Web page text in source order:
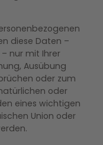
diese Daten –
nur mit Ihrer
Ausübung
oder zum
oder
eines wichtigen
Union oder